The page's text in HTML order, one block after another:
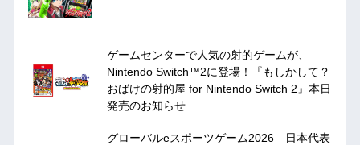
ゲームセンターで人気の射的ゲームが、
Nintendo Switch™2に登場！『もしかして？
おばけの射的屋 for Nintendo Switch 2』本日
発売のお知らせ
グローバルeスポーツゲーム2026 日本代表